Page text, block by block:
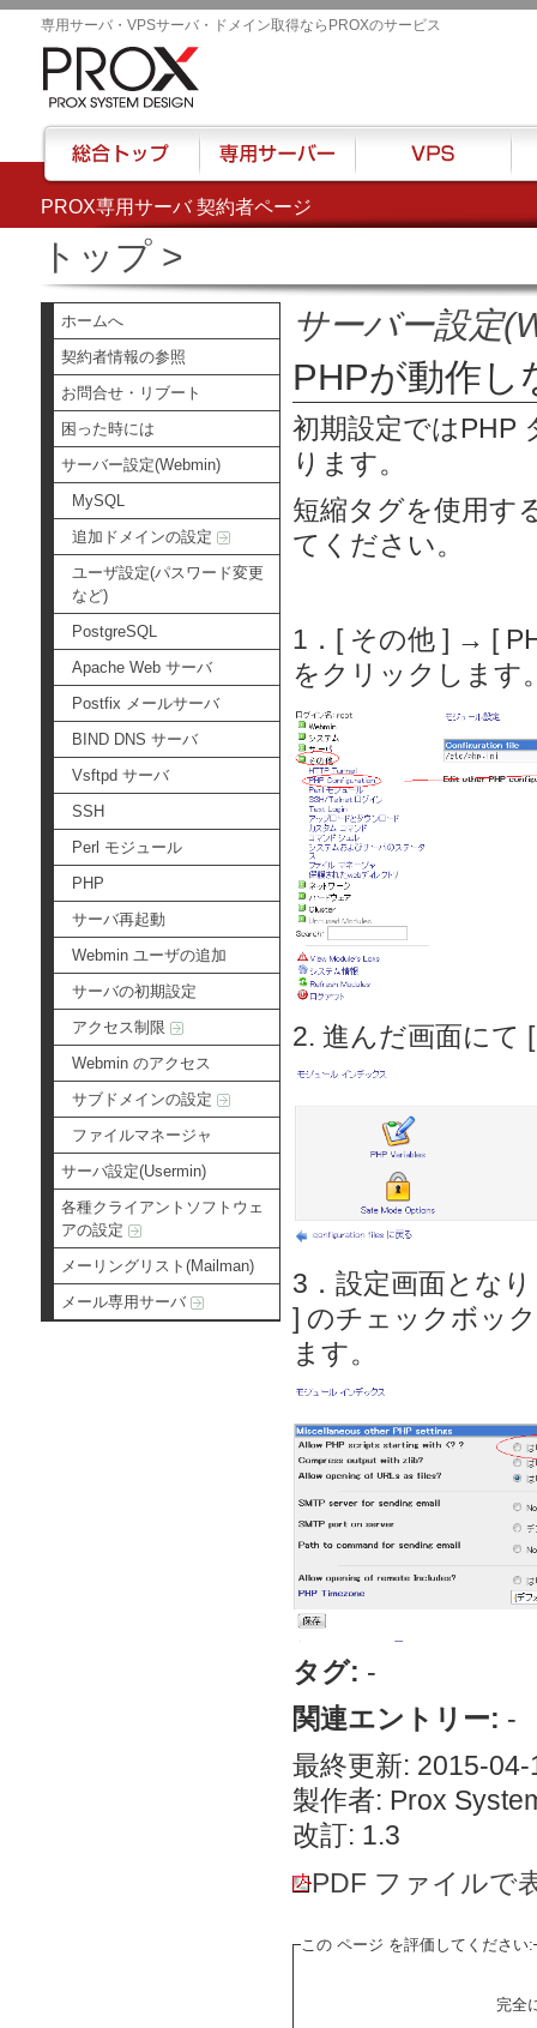
PROX専用サーバ 契約者ページ
専用サーバ・VPSサーバ・ドメイン取得ならPROXのサービス
トップ>
ホームへ
契約者情報の参照
お問合せ・リブート
困った時には
サーバー設定(Webmin)
MySQL
追加ドメインの設定
ユーザ設定(パスワード変更
など)
PostgreSQL
Apache Web サーバ
Postfix メールサーバ
BIND DNS サーバ
Vsftpd サーバ
SSH
Perl モジュール
PHP
サーバ再起動
Webmin ユーザの追加
サーバの初期設定
アクセス制限
Webmin のアクセス
サブドメインの設定
ファイルマネージャ
サーバ設定(Usermin)
各種クライアントソフトウェ
アの設定
メーリングリスト(Mailman)
メール専用サーバ
サーバー設定
PHPが動作し
初期設定ではPHP
ります。
短縮タグを使用す
てください。
1．[ その他 ] → [
をクリックします
2. 進んだ画面にて
3．設定画面とな
] のチェックボッ
ます。
タグ: -
関連エントリー: -
最終更新: 2015-
製作者: Prox
改訂: 1.3
PDF ファイルで
この ページ を評価してください:
完全
総合トップ 専用サーバー VPS ハ